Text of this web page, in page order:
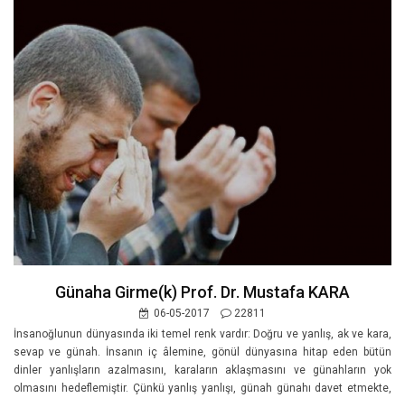
Günaha Girme(k) Prof. Dr. Mustafa KARA
06-05-2017
22811
İnsanoğlunun dünyasında iki temel renk vardır: Doğru ve yanlış, ak ve kara,
sevap ve günah. İnsanın iç âlemine, gönül dünyasına hitap eden bütün
dinler yanlışların azalmasını, karaların aklaşmasını ve günahların yok
olmasını hedeflemiştir. Çünkü yanlış yanlışı, günah günahı davet etmekte,